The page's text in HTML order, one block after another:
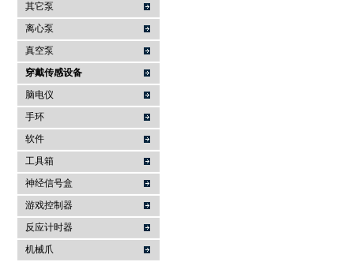
其它泵
离心泵
真空泵
穿戴传感设备
脑电仪
手环
软件
工具箱
神经信号盒
游戏控制器
反应计时器
机械爪